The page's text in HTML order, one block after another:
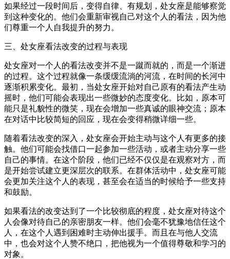
如果经过一段时间后，变得自律、有规划，处女座是能够察觉
到这种变化的。他们会重新审视自己对这个人的看法，因为他
们尊重一个人自我提升的努力。
三、处女座看法改变的过程与表现
处女座对一个人的看法改变并不是一蹴而就的，而是一个渐进
的过程。这个过程就像一条缓缓流淌的河流，在时间的长河中
逐渐积累变化。最初，当处女座开始对自己原有的看法产生动
摇时，他们可能会表现出一些微妙的态度变化。比如，原本可
能只是礼貌性的微笑，现在会增加一些真诚的眼神交流；原本
在对话中比较简短的回应，现在会变得稍微详细一些。
随着看法改变的深入，处女座会开始主动与这个人有更多的接
触。他们可能会找借口一起参加一些活动，或者主动分享一些
自己的事情。在这个阶段，他们已经不仅仅是在观察对方，而
是开始尝试建立更深层次的联系。在群体活动中，处女座可能
会更加关注这个人的表现，甚至会在适当的时候给予一些支持
和鼓励。
如果看法的改变达到了一个比较彻底的程度，处女座对待这个
人会像对待自己的亲密朋友一样。他们会毫不犹豫地信任这个
人，在这个人遇到困难时主动伸出援手。而且在与他人交流
中，也会对这个人赞不绝口，把他视为一个值得尊敬和学习的
对象。